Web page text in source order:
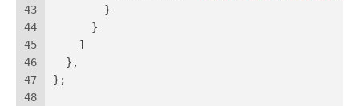
43
44
45
46
47
48
        }
      }
    ]
  },
};